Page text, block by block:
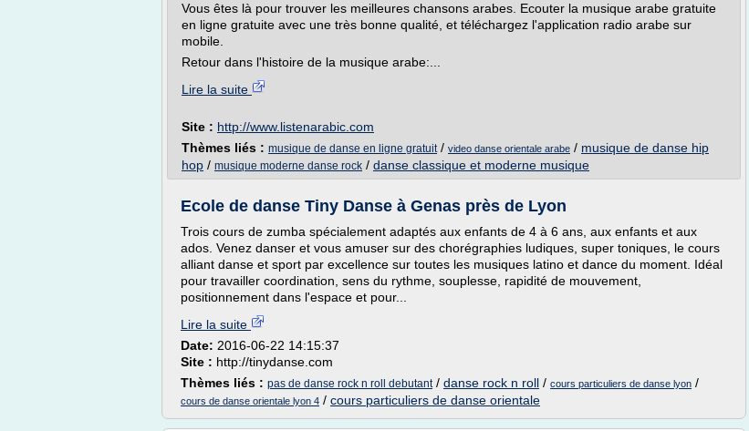
Vous êtes là pour trouver les meilleures chansons arabes. Ecouter la musique arabe gratuite
en ligne gratuite avec une très bonne qualité, et téléchargez l'application radio arabe sur
mobile.
Retour dans l'histoire de la musique arabe:...
Lire la suite
Site : http://www.listenarabic.com
Thèmes liés : musique de danse en ligne gratuit/ video danse orientale arabe / musique de danse hip
hop / musique moderne danse rock / danse classique et moderne musique
Ecole de danse Tiny Danse à Genas près de Lyon
Trois cours de zumba spécialement adaptés aux enfants de 4 à 6 ans, aux enfants et aux
ados. Venez danser et vous amuser sur des chorégraphies ludiques, super toniques, le cours
alliant danse et sport par excellence sur toutes les musiques latino et dance du moment. Idéal
pour travailler coordination, sens du rythme, souplesse, rapidité de mouvement,
positionnement dans l'espace et pour...
Lire la suite
Date: 2016-06-22 14:15:37
Site : http://tinydanse.com
Thèmes liés : pas de danse rock n roll debutant/ danse rock n roll / cours particuliers de danse lyon /
cours de danse orientale lyon 4 / cours particuliers de danse orientale